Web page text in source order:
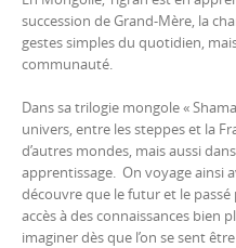
succession de Grand-Mère, la
gestes simples du quotidien,
communauté.
Dans sa trilogie mongole «
univers, entre les steppes et la
d’autres mondes, mais aussi
apprentissage. On voyage ainsi
découvre que le futur et le passé
accès à des connaissances bien
imaginer dès que l’on se sent